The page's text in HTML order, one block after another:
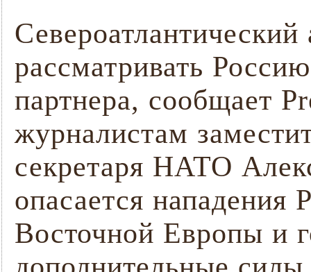
Североатлантический
рассматривать
партнера, сообщает
журналистам
секретаря НАТО
опасается нападения
Восточной Европы и